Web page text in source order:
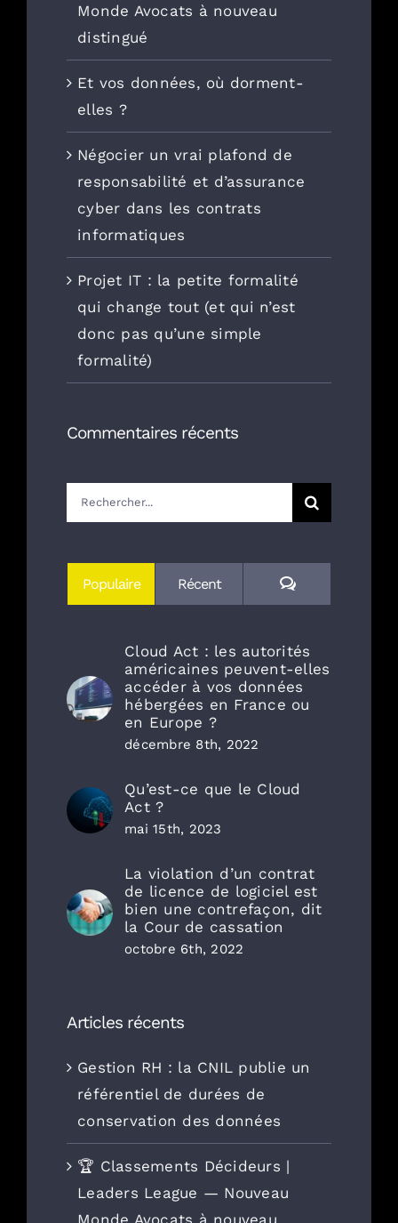
Monde Avocats à nouveau
distingué
Et vos données, où dorment-
elles ?
Négocier un vrai plafond de
responsabilité et d’assurance
cyber dans les contrats
informatiques
Projet IT : la petite formalité
qui change tout (et qui n’est
donc pas qu’une simple
formalité)
Commentaires récents
Rechercher:
Populaire Récent Commentaires
Cloud Act : les autorités
américaines peuvent-elles
accéder à vos données
hébergées en France ou
en Europe ?
décembre 8th, 2022
Qu’est-ce que le Cloud
Act ?
mai 15th, 2023
La violation d’un contrat
de licence de logiciel est
bien une contrefaçon, dit
la Cour de cassation
octobre 6th, 2022
Articles récents
Gestion RH : la CNIL publie un
référentiel de durées de
conservation des données
🏆 Classements Décideurs |
Leaders League — Nouveau